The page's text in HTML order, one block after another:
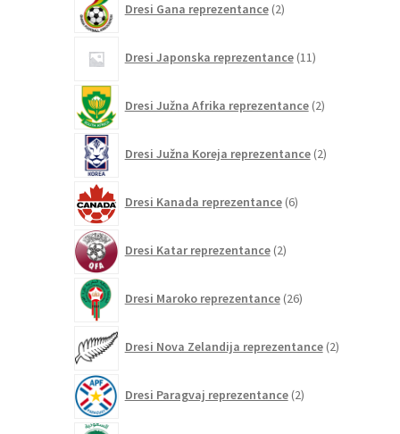
Dresi Gana reprezentance 2izdelka
Dresi Japonska reprezentance 11izdelkov
Dresi Južna Afrika reprezentance 2izdelka
Dresi Južna Koreja reprezentance 2izdelka
Dresi Kanada reprezentance 6izdelkov
Dresi Katar reprezentance 2izdelka
Dresi Maroko reprezentance 26izdelkov
Dresi Nova Zelandija reprezentance 2izdelka
Dresi Paragvaj reprezentance 2izdelka